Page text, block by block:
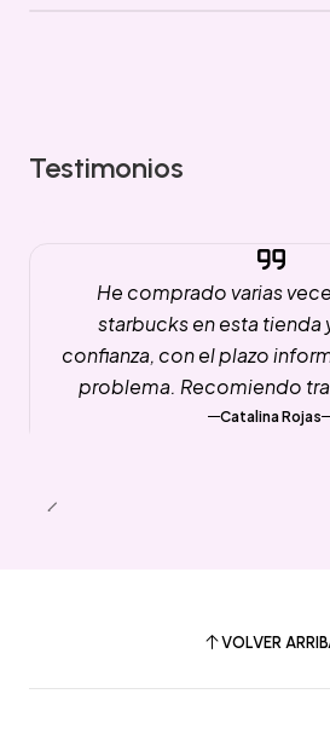
Testimonios
He comprado varias
starbucks en esta tienda
confianza, con el plazo
problema. Recomiendo
Catalina Rojas
VOLVER